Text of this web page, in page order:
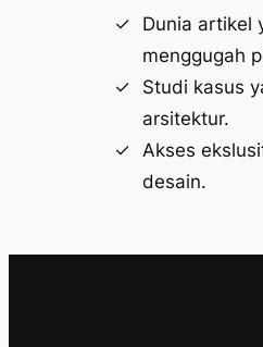
Dunia artikel
menggugah
Studi kasus
arsitektur.
Akses
desain.